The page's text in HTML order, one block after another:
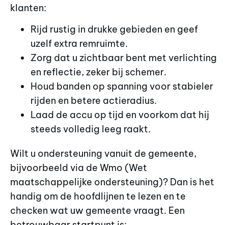
klanten:
Rijd rustig in drukke gebieden en geef
uzelf extra remruimte.
Zorg dat u zichtbaar bent met verlichting
en reflectie, zeker bij schemer.
Houd banden op spanning voor stabieler
rijden en betere actieradius.
Laad de accu op tijd en voorkom dat hij
steeds volledig leeg raakt.
Wilt u ondersteuning vanuit de gemeente,
bijvoorbeeld via de Wmo (Wet
maatschappelijke ondersteuning)? Dan is het
handig om de hoofdlijnen te lezen en te
checken wat uw gemeente vraagt. Een